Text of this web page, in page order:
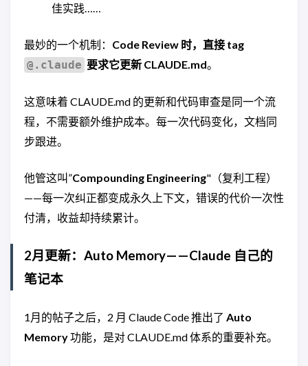
佳实践……
最妙的一个机制： Code Review 时，直接 tag
@.claude 要求它更新 CLAUDE.md。
这意味着 CLAUDE.md 的更新和代码审查是同一个流
程，不需要额外维护成本。每一次代码变化，文档同
步跟进。
他管这叫”Compounding Engineering"（复利工程）
——每一次纠正都变成永久上下文，错误的代价一次性
付清，收益却持续累计。
2月更新：Auto Memory——Claude 自己的
笔记本
1月的帖子之后，2 月 Claude Code 推出了 Auto
Memory功能，是对 CLAUDE.md 体系的重要补充。